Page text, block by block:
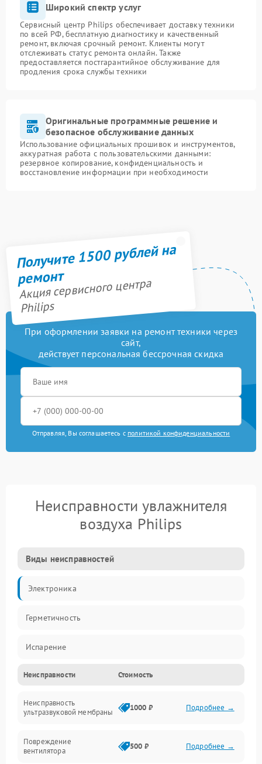
Широкий спектр услуг
Сервисный центр Philips обеспечивает доставку техники
по всей РФ, бесплатную диагностику и качественный
ремонт, включая срочный ремонт. Клиенты могут
отслеживать статус ремонта онлайн. Также
предоставляется постгарантийное обслуживание для
продления срока службы техники
Оригинальные программные решение и
безопасное обслуживание данных
Использование официальных прошивок и инструментов,
аккуратная работа с пользовательскими данными:
резервное копирование, конфиденциальность и
восстановление информации при необходимости
Получите 1500 рублей на
ремонт
Акция сервисного центра
Philips
При оформлении заявки на ремонт техники через
сайт,
действует персональная бессрочная скидка
Отправляя, Вы соглашаетесь с политикой конфиденциальности
Неисправности увлажнителя
воздуха Philips
Виды неисправностей
Электроника
Герметичность
Испарение
Водяной тракт
Механические повреждения
Неисправности Стоимость
Неисправность
ультразвуковой мембраны
1000 ₽ Подробнее →
Повреждение
вентилятора
500 ₽ Подробнее →